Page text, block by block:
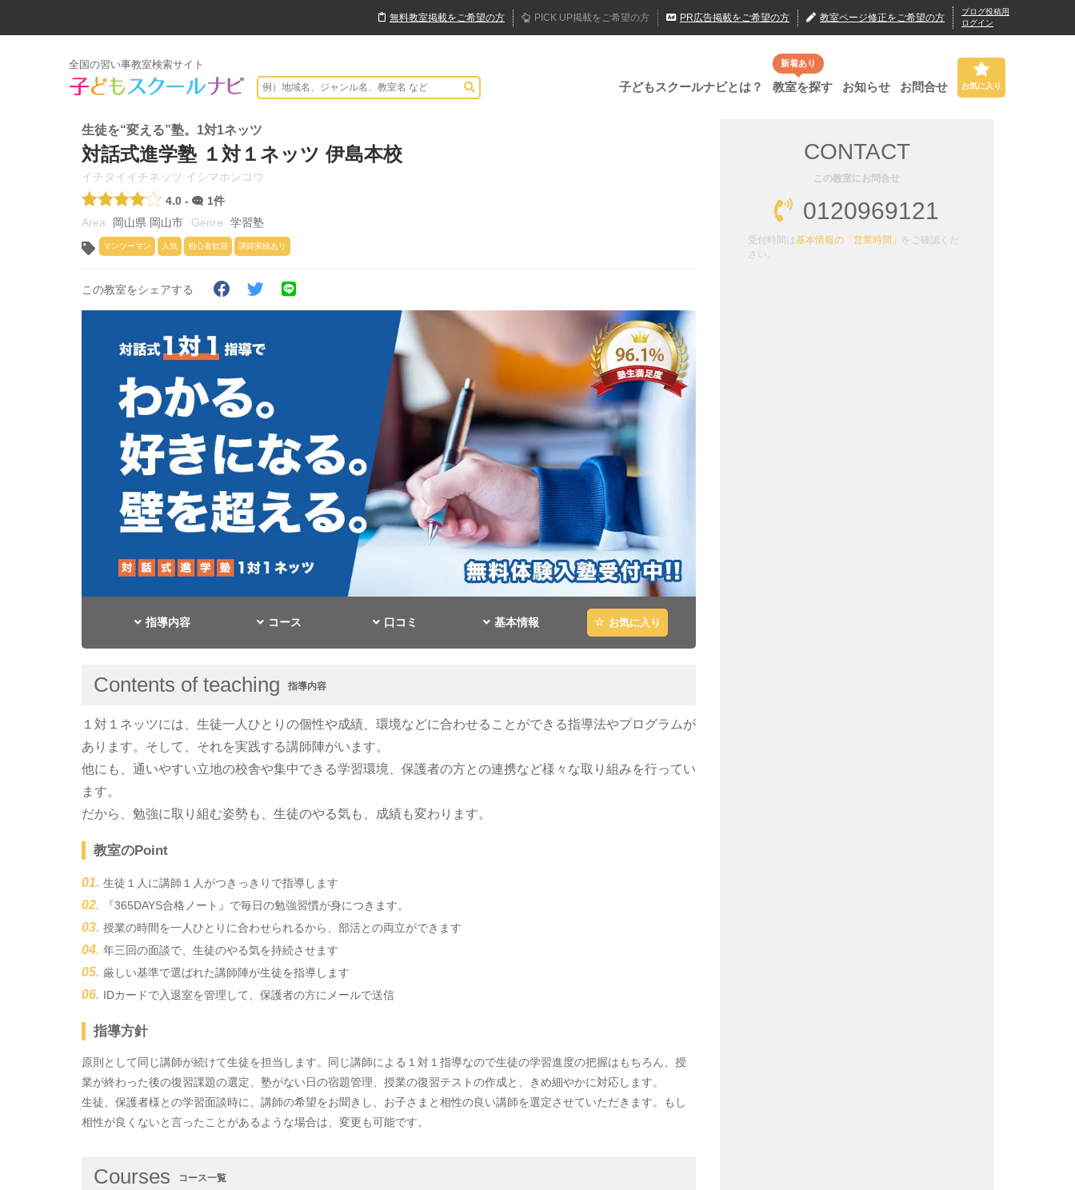
無料教室掲載をご希望の方 PICK UP掲載をご希望の方 PR広告掲載をご希望の方 教室ページ修正をご希望の方
ブログ投稿用
ログイン
全国の習い事教室検索サイト
子どもスクールナビとは？
新着あり
教室を探す お知らせ お問合せ お気に入り
生徒を“変える”塾。1対1ネッツ
対話式進学塾 １対１ネッツ 伊島本校
イチタイイチネッツ イシマホンコウ
4.0 -
1件
岡山県 岡山市
学習塾
マンツーマン 人気 初心者歓迎 講師実績あり
この教室をシェアする
指導内容 コース 口コミ 基本情報 お気に入り
Contents of teaching 指導内容
１対１ネッツには、生徒一人ひとりの個性や成績、環境などに合わせることができる指導法やプログラムが
あります。そして、それを実践する講師陣がいます。
他にも、通いやすい立地の校舎や集中できる学習環境、保護者の方との連携など様々な取り組みを行ってい
ます。
だから、勉強に取り組む姿勢も、生徒のやる気も、成績も変わります。
教室のPoint
生徒１人に講師１人がつきっきりで指導します
『365DAYS合格ノート』で毎日の勉強習慣が身につきます。
授業の時間を一人ひとりに合わせられるから、部活との両立ができます
年三回の面談で、生徒のやる気を持続させます
厳しい基準で選ばれた講師陣が生徒を指導します
IDカードで入退室を管理して、保護者の方にメールで送信
指導方針
原則として同じ講師が続けて生徒を担当します。同じ講師による１対１指導なので生徒の学習進度の把握はもちろん、授
業が終わった後の復習課題の選定、塾がない日の宿題管理、授業の復習テストの作成と、きめ細やかに対応します。
生徒、保護者様との学習面談時に、講師の希望をお聞きし、お子さまと相性の良い講師を選定させていただきます。もし
相性が良くないと言ったことがあるような場合は、変更も可能です。
Courses コース一覧
CONTACT
この教室にお問合せ
0120969121
受付時間は基本情報の「営業時間」
をご確認くだ
さい。